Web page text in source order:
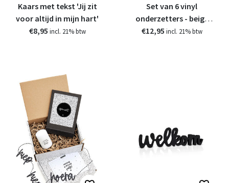
Kaars met tekst 'Jij zit
voor altijd in mijn hart'
€8,95 incl. 21% btw
Set van 6 vinyl
onderzetters - beige
met teksten en foto's
€12,95 incl. 21% btw